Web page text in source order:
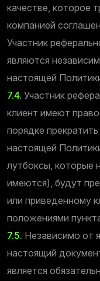
качестве, которое
компанией
Участник
являются
настоящей
7.4. Участник
клиент имеют
порядке
настоящей
лутбоксы, которые
имеются), будут
или приведенному
положениями
7.5. Независимо от
настоящий
является